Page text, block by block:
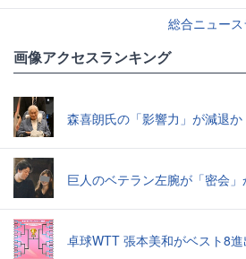
総合ニュー
画像アクセスランキング
森喜朗氏の「影響力」が減退か
巨人のベテラン左腕が「密会」
卓球WTT 張本美和がベスト8進